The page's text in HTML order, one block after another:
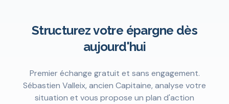
Structurez votre épargne dès
aujourd'hui
Premier échange gratuit et sans engagement.
Sébastien Valleix, ancien Capitaine, analyse votre
situation et vous propose un plan d'action